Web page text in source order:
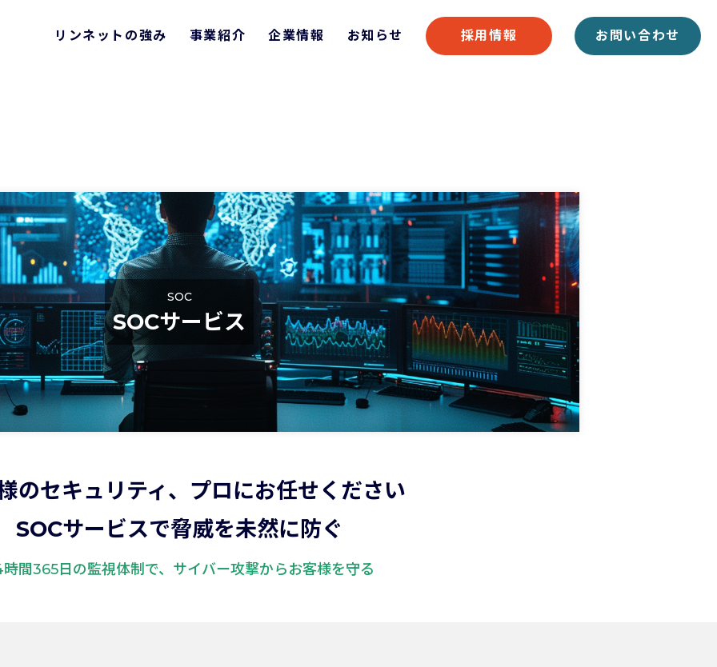
リンネットの強み 事業紹介
ス
ソフトウェア開発
RPA導入支援サービス
アウトソーシングサービス
IT資産管理ツール
食品流通向け受発注システム「RinX」
企業情報
情報
お知らせ 採用情報 お問い合わせ
SOC
SOCサービス
のセキュリティ、プロにお任せください
SOCサービスで脅威を未然に防ぐ
間365日の監視体制で、サイバー攻撃からお客様を守る